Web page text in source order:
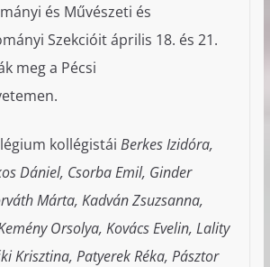
és Művészeti és
Szekcióit április 18. és 21.
meg a Pécsi
kollégistái Berkes Izidóra,
Dániel, Csorba Emil, Ginder
Márta, Kadván Zsuzsanna,
Orsolya, Kovács Evelin, Lality
Krisztina, Patyerek Réka, Pásztor